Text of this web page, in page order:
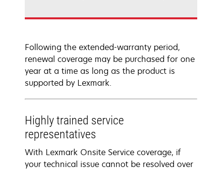
Following the extended-warranty period,
renewal coverage may be purchased for one
year at a time as long as the product is
supported by Lexmark.
Highly trained service
representatives
With Lexmark Onsite Service coverage, if
your technical issue cannot be resolved over